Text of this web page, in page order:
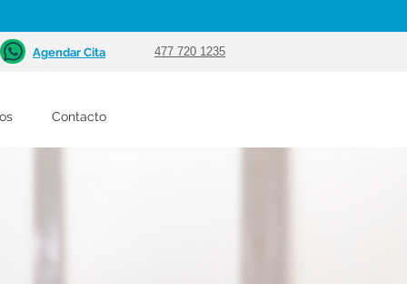
Agendar Cita 477 720 1235
Contacto